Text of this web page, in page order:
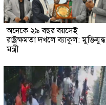
অনেকে ২৯ বছর বয়সেই
রাষ্ট্রক্ষমতা দখলে ব্যাকুল: মুক্তিযুদ্ধ
মন্ত্রী